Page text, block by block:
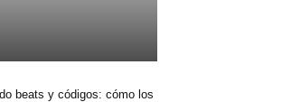
beats y códigos: cómo los